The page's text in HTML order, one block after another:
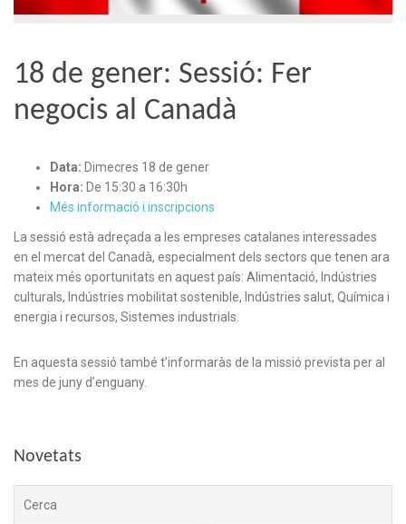
18 de gener: Sessió: Fer
negocis al Canadà
Data: Dimecres 18 de gener
Hora: De 15:30 a 16:30h
Més informació i inscripcions
La sessió està adreçada a les empreses catalanes interessades
en el mercat del Canadà, especialment dels sectors que tenen ara
mateix més oportunitats en aquest país: Alimentació, Indústries
culturals, Indústries mobilitat sostenible, Indústries salut, Química i
energia i recursos, Sistemes industrials.
En aquesta sessió també t’informaràs de la missió prevista per al
mes de juny d’enguany.
Novetats